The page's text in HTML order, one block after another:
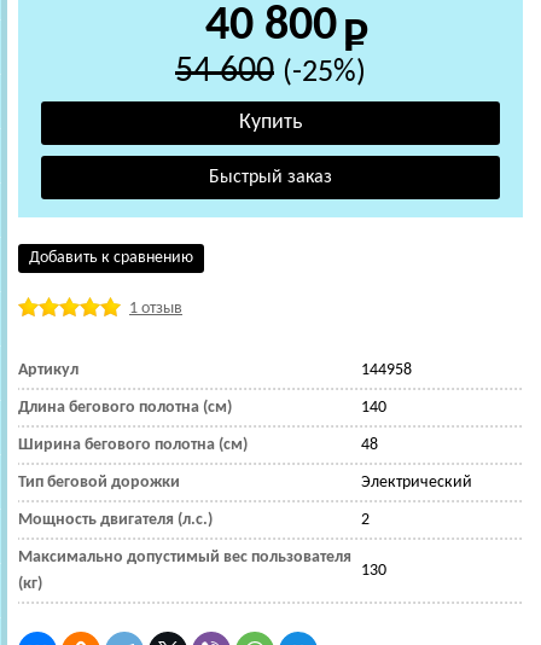
40 800
54 600 (-25%)
Добавить к сравнению
1 отзыв
Артикул 144958
Длина бегового полотна (см) 140
Ширина бегового полотна (см) 48
Тип беговой дорожки Электрический
Мощность двигателя (л.с.) 2
Максимально допустимый вес пользователя
(кг)
130